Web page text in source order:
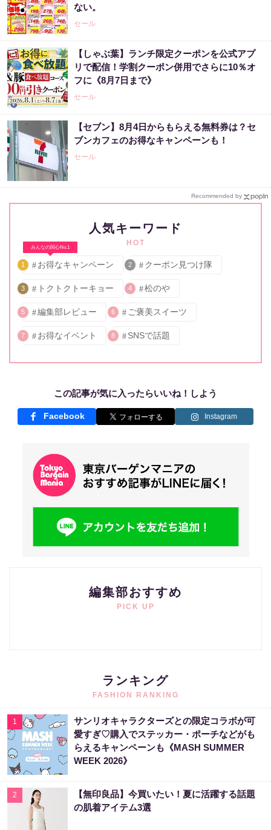
ない。
セール
【しゃぶ葉】ランチ限定クーポンを公式アプ
リで配信！学割クーポン併用でさらに10％オ
フに《8月7日まで》
セール
【セブン】8月4日からもらえる無料券は？セ
ブンカフェのお得なキャンペーンも！
セール
Recommended by
人気キーワード
HOT
みんなの関心No.1
1 お得なキャンペーン 2 クーポン見つけ隊
3 トクトクトーキョー 4 松のや
5 編集部レビュー 6 ご褒美スイーツ
7 お得なイベント 8 SNSで話題
この記事が気に入ったらいいね！しよう
Facebook Instagram
編集部おすすめ
PICK UP
ランキング
FASHION RANKING
1
サンリオキャラクターズとの限定コラボが可
愛すぎ♡購入でステッカー・ポーチなどがも
らえるキャンペーンも《MASH SUMMER
WEEK 2026》
2
【無印良品】今買いたい！夏に活躍する話題
の肌着アイテム3選